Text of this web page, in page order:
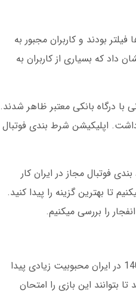
بودند و کاربران مجبور به
از فیلترشکن میشدند. پاداش های ورودی هم وجود نداشت. تجربه شخصی من در سال 1395 نشان داد که بسیاری از کاربران به
با درگاه بانکی معتبر ظاهر شدند.
اپلیکیشن شرط بندی فوتبال
فوتبال مجاز در ایران کار
تا بهترین گزینه را پیدا کنید.
را بررسی میکنیم.
بازی انفجار یکی از محبوب ترین بازی ها در اپلیکیشن های شرط بندی فوتبال است. این بازی در سال 1400 در ایران محبوبیت زیادی پیدا
بتوانند این بازی را امتحان